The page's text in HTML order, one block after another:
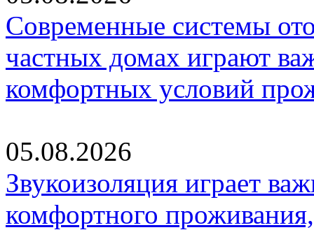
Современные системы
частных домах играют
комфортных условий
05.08.2026
Звукоизоляция играет
комфортного